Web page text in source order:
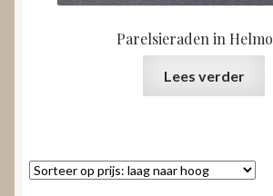
Parelsieraden in
Lees verder